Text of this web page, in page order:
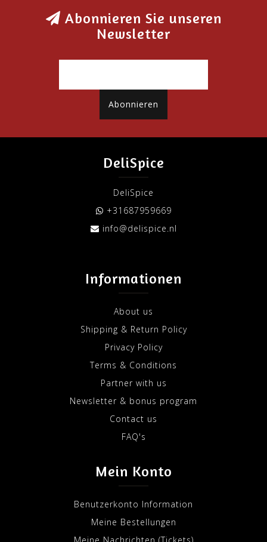
Abonnieren Sie unseren
Newsletter
Abonnieren
DeliSpice
DeliSpice
+31687959669
info@delispice.nl
Informationen
About us
Shipping & Return Policy
Privacy Policy
Terms & Conditions
Partner with us
Newsletter & bonus program
Contact us
FAQ's
Mein Konto
Benutzerkonto Information
Meine Bestellungen